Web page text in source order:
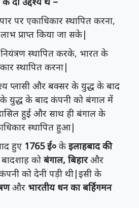
पर एकाधिकार स्थापित करना,
प्राप्त किया जा सके|
नियंत्रण स्थापित करके, भारत के
स्थापित करना|
प्लासी और बक्सर के युद्ध के बाद
के युद्ध के बाद कंपनी को बंगाल में
हुई और साथ ही बंगाल के
स्थापित हुआ|
हुए 1765 ई० के इलाहबाद की
को बंगाल, बिहारऔर
कंपनी को देनी पड़ी थी|इसी के
और भारतीय धन का बर्हिगमन